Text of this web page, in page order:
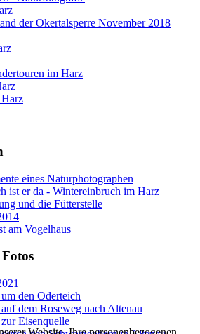
der Okertalsperre November 2018
im Harz
eines Naturphotographen
ist er da - Wintereinbruch im Harz
und die Fütterstelle
am Vogelhaus
den Oderteich
dem Roseweg nach Altenau
Eisenquelle